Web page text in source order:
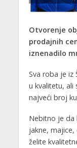
Otvorenje
prodajnih
iznenadilo
Sva roba je iz
u kvalitetu,
najveći broj
Nebitno je da
jakne,
želite